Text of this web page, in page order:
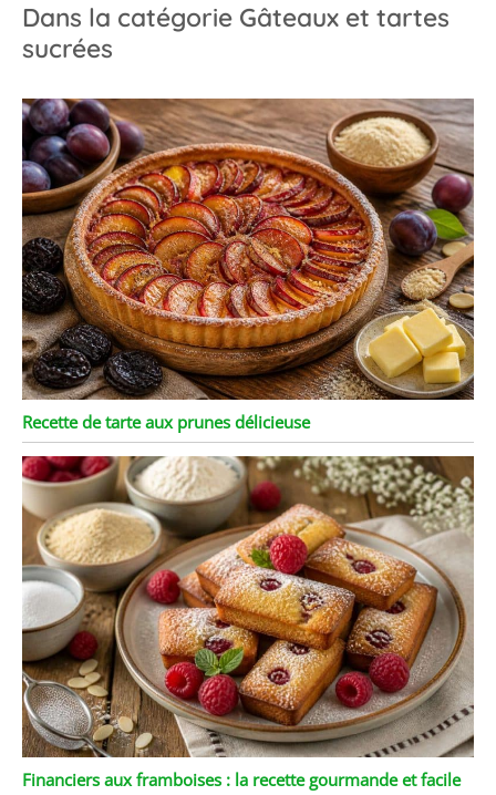
Dans la catégorie Gâteaux et tartes
sucrées
Recette de tarte aux prunes délicieuse
Financiers aux framboises : la recette gourmande et facile